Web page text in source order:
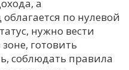
а
по нулевой
нужно вести
готовить
соблюдать правила